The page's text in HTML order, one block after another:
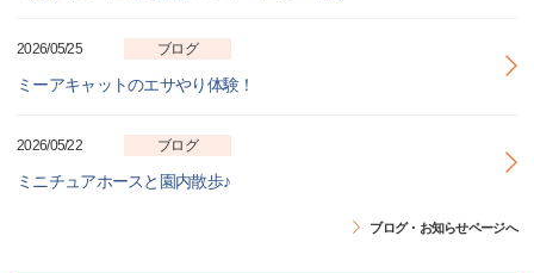
2026/05/25 ブログ
ミーアキャットのエサやり体験！
2026/05/22 ブログ
ミニチュアホースと園内散歩♪
ブログ・お知らせページへ